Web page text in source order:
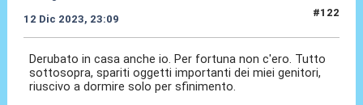
12 Dic 2023, 23:09
#122
Derubato in casa anche io. Per fortuna non c'ero. Tutto
sottosopra, spariti oggetti importanti dei miei genitori,
riuscivo a dormire solo per sfinimento.